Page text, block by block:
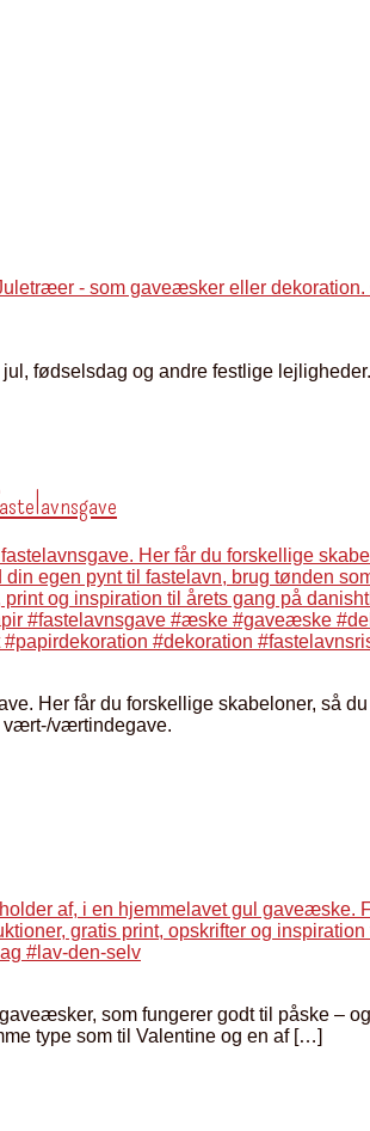
fødselsdag og andre festlige
Her får du forskellige skabeloner, så
vært-/værtindegave.
som fungerer godt til påske –
type som til Valentine og en af […]